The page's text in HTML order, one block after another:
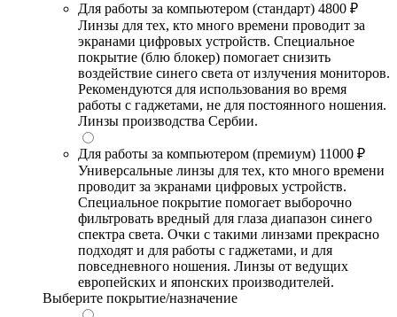
Для работы за компьютером (стандарт) 4800 ₽
Линзы для тех, кто много времени проводит за
экранами цифровых устройств. Специальное
покрытие (блю блокер) помогает снизить
воздействие синего света от излучения мониторов.
Рекомендуются для использования во время
работы с гаджетами, не для постоянного ношения.
Линзы производства Сербии.
Для работы за компьютером (премиум) 11000 ₽
Универсальные линзы для тех, кто много времени
проводит за экранами цифровых устройств.
Специальное покрытие помогает выборочно
фильтровать вредный для глаза диапазон синего
спектра света. Очки с такими линзами прекрасно
подходят и для работы с гаджетами, и для
повседневного ношения. Линзы от ведущих
европейских и японских производителей.
Выберите покрытие/назначение